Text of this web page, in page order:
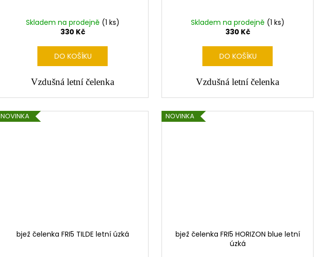
Skladem na prodejně (1 ks)
330 Kč
DO KOŠÍKU
Vzdušná letní čelenka
Skladem na prodejně (1 ks)
330 Kč
DO KOŠÍKU
Vzdušná letní čelenka
NOVINKA
bjež čelenka FRI5 TILDE letní úzká
NOVINKA
bjež čelenka FRI5 HORIZON blue letní
úzká